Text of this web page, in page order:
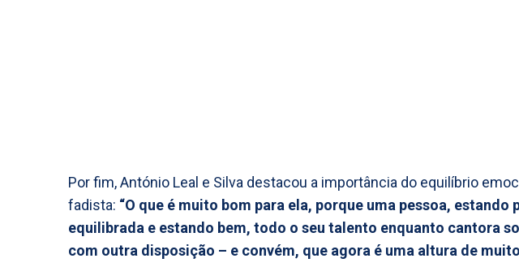
Por fim, António Leal e Silva destacou a importância do equilíbrio
fadista: “O que é muito bom para ela, porque uma pessoa,
equilibrada e estando bem, todo o seu talento enquanto cantora
com outra disposição – e convém, que agora é uma altura de